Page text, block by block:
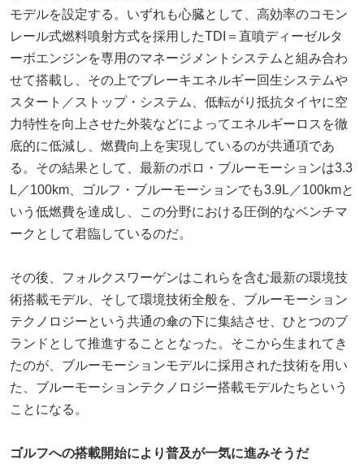
モデルを設定する。いずれも心臓として、高効率のコモン
レール式燃料噴射方式を採用したTDI＝直噴ディーゼルタ
ーボエンジンを専用のマネージメントシステムと組み合わ
せて搭載し、その上でブレーキエネルギー回生システムや
スタート／ストップ・システム、低転がり抵抗タイヤに空
力特性を向上させた外装などによってエネルギーロスを徹
底的に低減し、燃費向上を実現しているのが共通項であ
る。その結果として、最新のポロ・ブルーモーションは3.3
L／100km、ゴルフ・ブルーモーションでも3.9L／100kmと
いう低燃費を達成し、この分野における圧倒的なベンチマ
ークとして君臨しているのだ。
その後、フォルクスワーゲンはこれらを含む最新の環境技
術搭載モデル、そして環境技術全般を、ブルーモーション
テクノロジーという共通の傘の下に集結させ、ひとつのブ
ランドとして推進することとなった。そこから生まれてき
たのが、ブルーモーションモデルに採用された技術を用い
た、ブルーモーションテクノロジー搭載モデルたちという
ことになる。
ゴルフへの搭載開始により普及が一気に進みそうだ